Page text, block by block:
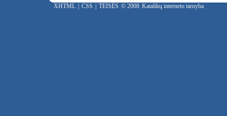
XHTML CSS TEISĖS © 2008 Katalikų interneto tarnyba